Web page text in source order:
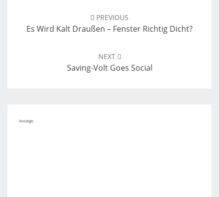
PREVIOUS
Es Wird Kalt Draußen – Fenster Richtig Dicht?
NEXT
Saving-Volt Goes Social
Anzeige: